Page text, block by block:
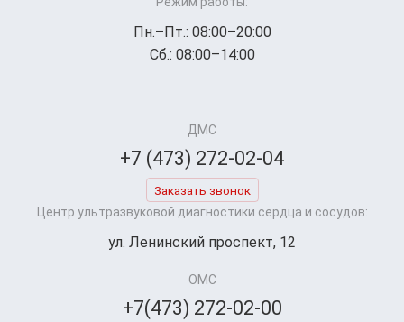
Пн.–Пт.: 08:00–20:00
Сб.: 08:00–14:00
ДМС
+7 (473) 272-02-04
Заказать звонок
Центр ультразвуковой диагностики сердца и сосудов:
ул. Ленинский проспект, 12
ОМС
+7(473) 272-02-00